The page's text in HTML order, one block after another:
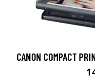
CANON COMPACT